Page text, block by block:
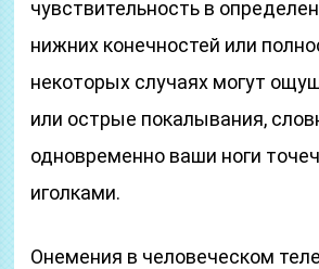
чувствительность в
нижних конечностей или
некоторых случаях могут
или острые покалывания,
одновременно ваши ноги
иголками.
Онемения в человеческом